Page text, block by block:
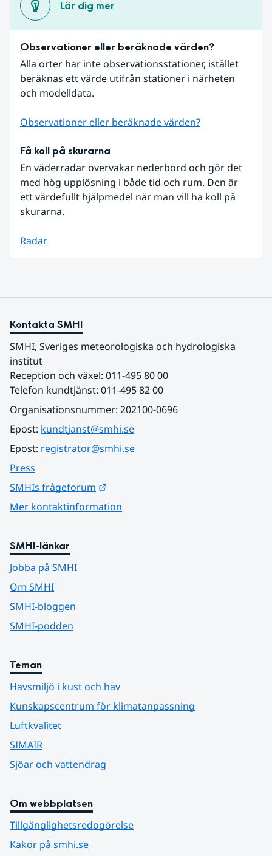
Lär dig mer
Observationer eller beräknade värden?
Alla orter har inte observationsstationer, istället
beräknas ett värde utifrån stationer i närheten
och modelldata.
Observationer eller beräknade värden?
Få koll på skurarna
En väderradar övervakar nederbörd och gör det
med hög upplösning i både tid och rum. Den är
ett värdefullt hjälpmedel när man vill ha koll på
skurarna.
Radar
Kontakta SMHI
SMHI, Sveriges meteorologiska och hydrologiska
institut
Reception och växel: 011-495 80 00
Telefon kundtjänst: 011-495 82 00
Organisationsnummer: 202100-0696
Epost: kundtjanst@smhi.se
Epost: registrator@smhi.se
Press
SMHIs frågeforum
Mer kontaktinformation
SMHI-länkar
Jobba på SMHI
Om SMHI
SMHI-bloggen
SMHI-podden
Teman
Havsmiljö i kust och hav
Kunskapscentrum för klimatanpassning
Luftkvalitet
SIMAIR
Sjöar och vattendrag
Om webbplatsen
Tillgänglighetsredogörelse
Kakor på smhi.se